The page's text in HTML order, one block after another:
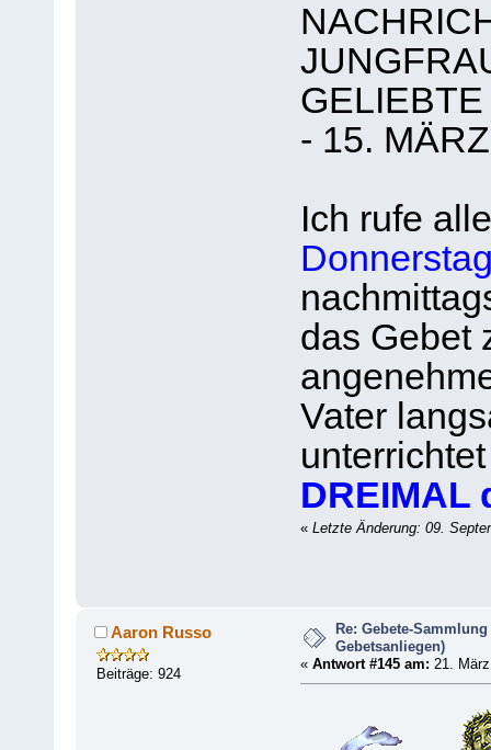
- 15.
Ich rufe
das Gebet
Vater
DREIMAL
« Letzte Änderung: 09.
Aaron Russo
Beiträge: 924
Re: Gebete-
Gebetsanliegen)
« Antwort #145 am: 21.